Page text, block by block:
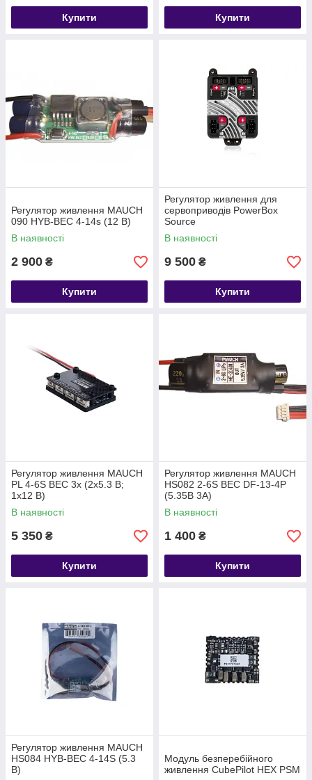
Купити Купити
Регулятор живлення MAUCH
090 HYB-BEC 4-14s (12 В)
В наявності
2 900 ₴
Купити
Регулятор живлення для
сервоприводів PowerBox
Source
В наявності
9 500 ₴
Купити
Регулятор живлення MAUCH
PL 4-6S BEC 3x (2x5.3 В;
1х12 В)
В наявності
5 350 ₴
Купити
Регулятор живлення MAUCH
HS082 2-6S BEC DF-13-4P
(5.35В 3А)
В наявності
1 400 ₴
Купити
Регулятор живлення MAUCH
HS084 HYB-BEC 4-14S (5.3
В)
Модуль безперебійного
живлення CubePilot HEX PSM